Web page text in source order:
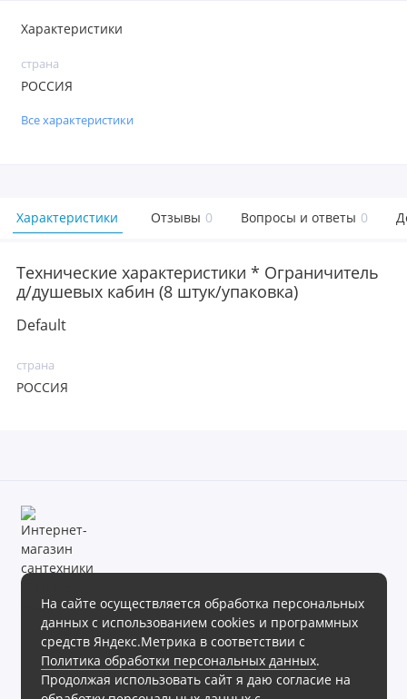
Характеристики
страна
РОССИЯ
Все характеристики
Характеристики Отзывы 0 Вопросы и ответы 0
Технические характеристики * Ограничитель
д/душевых кабин (8 штук/упаковка)
Default
страна
РОССИЯ
На сайте осуществляется обработка персональных
данных с использованием cookies и программных
средств Яндекс.Метрика в соответствии с
Политика обработки персональных данных.
Продолжая использовать сайт я даю согласие на
Магазин сантехники «Теплое море» готов предложить своим
клиентам обширный ассортимент продукции в различных
ценовых диапазонах.
Интернет магазин сантехники «Теплое море», 2026г.